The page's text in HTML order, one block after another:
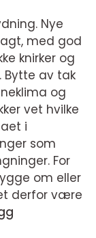
Nye
med god
knirker og
Bytte av tak
og
vet hvilke
i
som
For
om eller
derfor være